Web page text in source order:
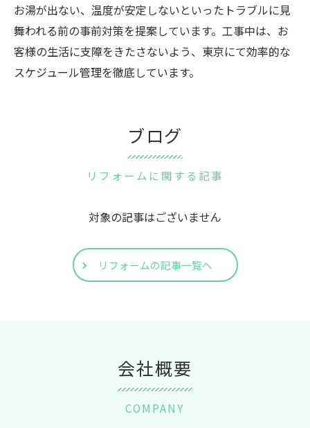
お湯が出ない、温度が安定しないといったトラブルに見
舞われる前の事前対策を提案しています。工事中は、お
客様の生活に支障をきたさないよう、東京にて効率的な
スケジュール管理を徹底しています。
ブログ
リフォームに関する記事
対象の記事はございません
リフォームの記事一覧へ
会社概要
COMPANY